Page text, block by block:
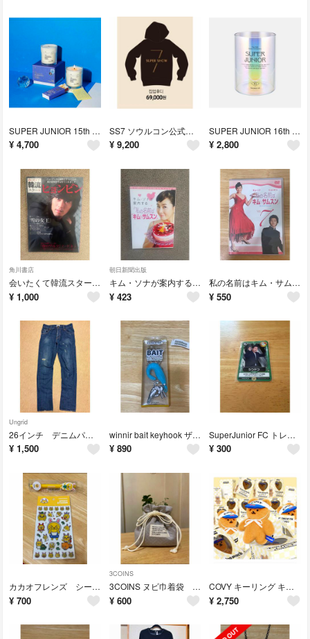
SUPER JUNIOR 15th アロマキャンドル シウォン
¥ 4,700
SS7 ソウルコン公式 ジップアップフーディ
¥ 9,200
SUPER JUNIOR 16th グラス シウォン
¥ 2,800
角川書店
会いたくて韓流スター 1 ヒョンビン2007年
¥ 1,000
朝日新聞出版
キム・ソナが案内する「私の名前はキム・サムスン」
¥ 423
私の名前はキム・サムスン DVD Vol. 7
¥ 550
Ungrid
26インチ デニムパンツ アングリッド
¥ 1,500
winnir bait keyhook ザリガニキーホルダー
¥ 890
SuperJunior FC トレカ シンドン
¥ 300
カカオフレンズ シール＆ボールペンセット
¥ 700
3COINS
3COINS ヌビ巾着袋 グレー
¥ 600
COVY キーリング キーホルダー
¥ 2,750